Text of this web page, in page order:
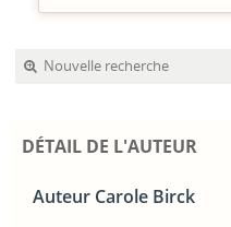
Nouvelle recherche
DÉTAIL DE L'AUTEUR
Auteur Carole Birck